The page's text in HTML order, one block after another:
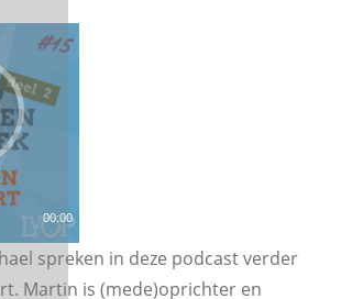
00:00
spreken in deze podcast verder
Martin is (mede)oprichter en